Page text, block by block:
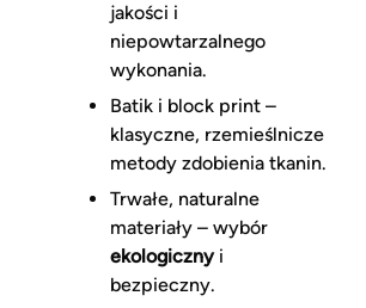
jakości i
niepowtarzalnego
wykonania.
Batik i block print –
klasyczne, rzemieślnicze
metody zdobienia tkanin.
Trwałe, naturalne
materiały – wybór
ekologicznyi
bezpieczny.